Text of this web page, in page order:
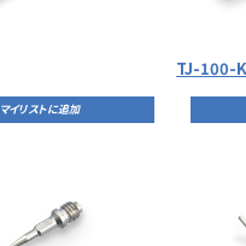
マイリストに追加
TJ-100-